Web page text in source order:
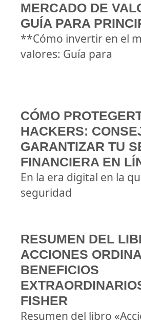
MERCADO DE
GUÍA PARA
**Cómo invertir en el
valores: Guía para
CÓMO
HACKERS:
GARANTIZAR TU
FINANCIERA EN
En la era digital en la
seguridad
RESUMEN DEL
ACCIONES
BENEFICIOS
FISHER
Resumen del libro